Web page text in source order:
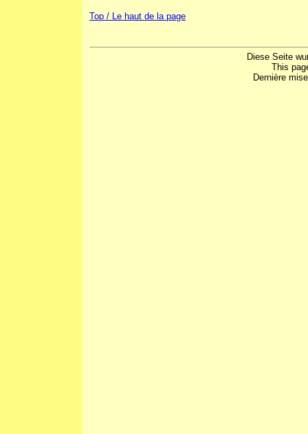
Top / Le haut de la page
Diese Seite
This
Dernière